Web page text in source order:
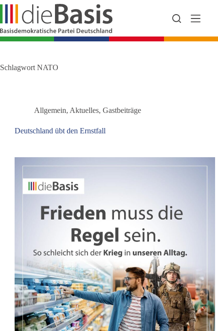
Zum
springen
Schlagwort NATO
Allgemein, Aktuelles, Gastbeiträge
Deutschland übt den Ernstfall